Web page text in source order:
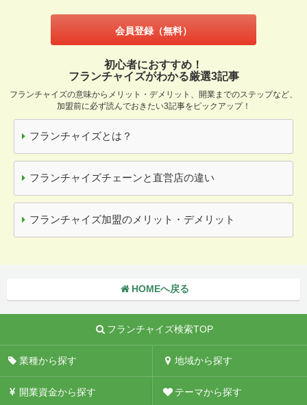
会員登録（無料）
初心者におすすめ！
フランチャイズがわかる厳選3記事
フランチャイズの意味からメリット・デメリット、開業までのステップなど、
加盟前に必ず読んでおきたい3記事をピックアップ！
フランチャイズとは？
フランチャイズチェーンと直営店の違い
フランチャイズ加盟のメリット・デメリット
HOMEへ戻る
フランチャイズ検索TOP
業種から探す 地域から探す
開業資金から探す テーマから探す